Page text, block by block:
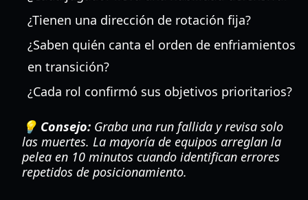
¿Tienen una dirección de rotación fija?
¿Saben quién canta el orden de enfriamientos
en transición?
¿Cada rol confirmó sus objetivos prioritarios?
💡 Consejo: Graba una run fallida y revisa solo
las muertes. La mayoría de equipos arreglan la
pelea en 10 minutos cuando identifican errores
repetidos de posicionamiento.